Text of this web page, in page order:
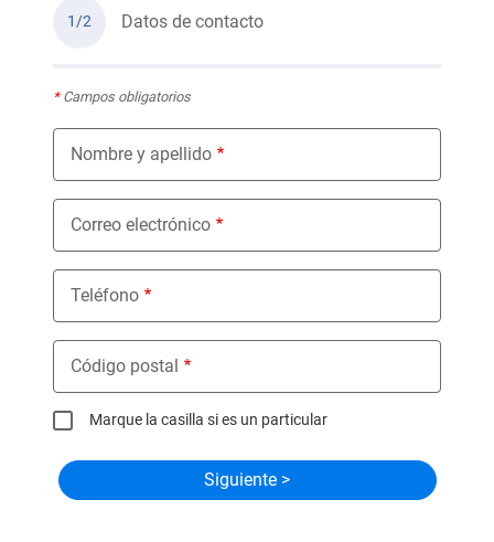
1/2 Datos de contacto
*Campos obligatorios
Nombre y apellido
Correo electrónico
Teléfono
Código postal
Marque la casilla si es un particular